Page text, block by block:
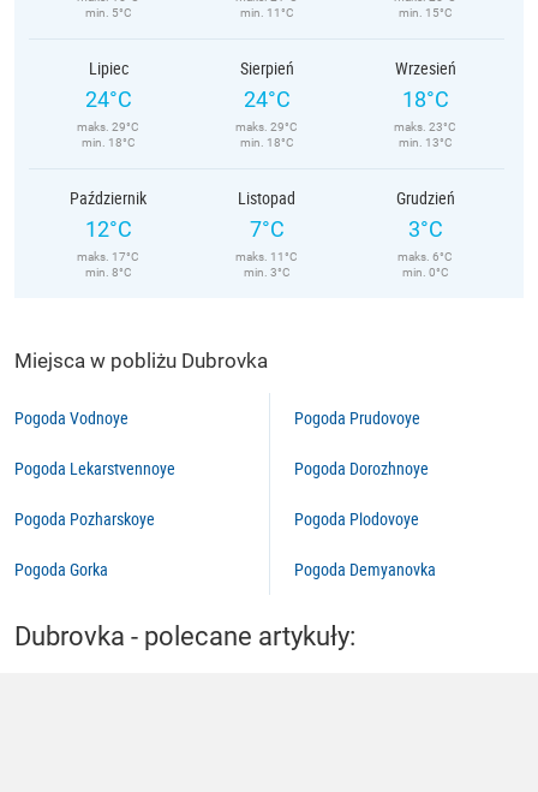
min. 5°C
min. 11°C
min. 15°C
Lipiec
24°C
maks. 29°C
min. 18°C
Sierpień
24°C
maks. 29°C
min. 18°C
Wrzesień
18°C
maks. 23°C
min. 13°C
Październik
12°C
maks. 17°C
min. 8°C
Listopad
7°C
maks. 11°C
min. 3°C
Grudzień
3°C
maks. 6°C
min. 0°C
Miejsca w pobliżu Dubrovka
Pogoda Vodnoye
Pogoda Lekarstvennoye
Pogoda Pozharskoye
Pogoda Gorka
Pogoda Prudovoye
Pogoda Dorozhnoye
Pogoda Plodovoye
Pogoda Demyanovka
Dubrovka - polecane artykuły: